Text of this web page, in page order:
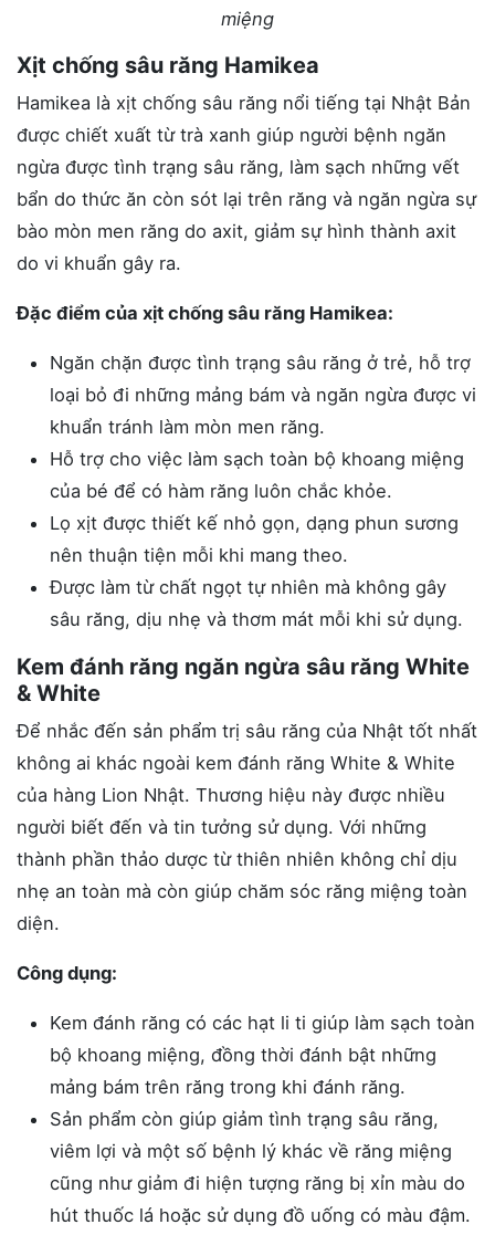
miệng
Xịt chống sâu răng Hamikea
Hamikea là xịt chống sâu răng nổi tiếng tại Nhật Bản
được chiết xuất từ trà xanh giúp người bệnh ngăn
ngừa được tình trạng sâu răng, làm sạch những vết
bẩn do thức ăn còn sót lại trên răng và ngăn ngừa sự
bào mòn men răng do axit, giảm sự hình thành axit
do vi khuẩn gây ra.
Đặc điểm của xịt chống sâu răng Hamikea:
Ngăn chặn được tình trạng sâu răng ở trẻ, hỗ trợ
loại bỏ đi những mảng bám và ngăn ngừa được vi
khuẩn tránh làm mòn men răng.
Hỗ trợ cho việc làm sạch toàn bộ khoang miệng
của bé để có hàm răng luôn chắc khỏe.
Lọ xịt được thiết kế nhỏ gọn, dạng phun sương
nên thuận tiện mỗi khi mang theo.
Được làm từ chất ngọt tự nhiên mà không gây
sâu răng, dịu nhẹ và thơm mát mỗi khi sử dụng.
Kem đánh răng ngăn ngừa sâu răng White
& White
Để nhắc đến sản phẩm trị sâu răng của Nhật tốt nhất
không ai khác ngoài kem đánh răng White & White
của hàng Lion Nhật. Thương hiệu này được nhiều
người biết đến và tin tưởng sử dụng. Với những
thành phần thảo dược từ thiên nhiên không chỉ dịu
nhẹ an toàn mà còn giúp chăm sóc răng miệng toàn
diện.
Công dụng:
Kem đánh răng có các hạt li ti giúp làm sạch toàn
bộ khoang miệng, đồng thời đánh bật những
mảng bám trên răng trong khi đánh răng.
Sản phẩm còn giúp giảm tình trạng sâu răng,
viêm lợi và một số bệnh lý khác về răng miệng
cũng như giảm đi hiện tượng răng bị xỉn màu do
hút thuốc lá hoặc sử dụng đồ uống có màu đậm.